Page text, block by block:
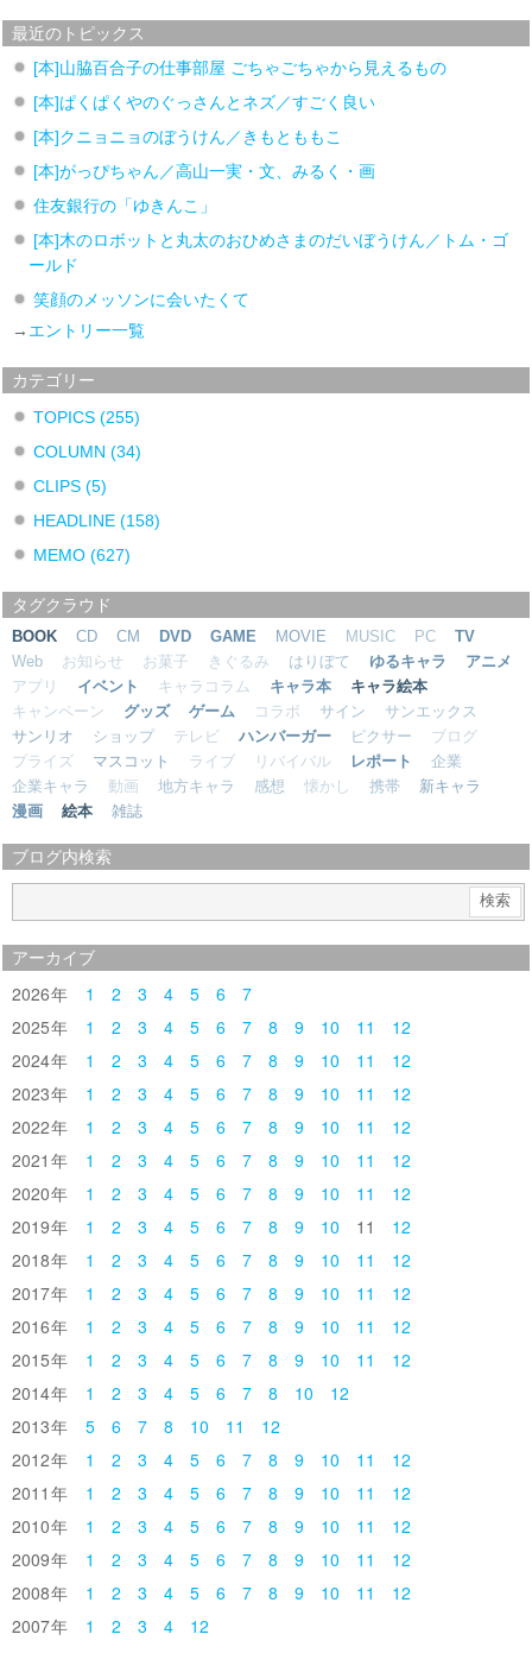
最近のトピックス
[本]山脇百合子の仕事部屋 ごちゃごちゃから見えるもの
[本]ぱくぱくやのぐっさんとネズ／すごく良い
[本]クニョニョのぼうけん／きもとももこ
[本]がっぴちゃん／高山一実・文、みるく・画
住友銀行の「ゆきんこ」
[本]木のロボットと丸太のおひめさまのだいぼうけん／トム・ゴ
ールド
笑顔のメッソンに会いたくて
→ エントリー一覧
カテゴリー
TOPICS(255)
COLUMN(34)
CLIPS(5)
HEADLINE(158)
MEMO(627)
タグクラウド
BOOK CD CM DVD GAME MOVIE MUSIC PC
TV
Web
お知らせ お菓子 きぐるみ はりぼて ゆるキャラ
アニメ
アプリ
イベント キャラコラム キャラ本
キャラ絵本
キャンペーン
グッズ ゲーム コラボ サイン
サンエックス
サンリオ
ショップ テレビ ハンバーガー ピクサー
ブログ
プライズ
マスコット ライブ リバイバル レポート
企業
企業キャラ
動画 地方キャラ 感想 懐かし 携帯
新キャラ
漫画
絵本 雑誌
ブログ内検索
アーカイブ
2026 1 2 3 4 5 6
7
2025
1 2 3 4 5 6 7 8 9 10 11
12
2024
1 2 3 4 5 6 7 8 9 10 11
12
2023
1 2 3 4 5 6 7 8 9 10 11
12
2022
1 2 3 4 5 6 7 8 9 10 11
12
2021
1 2 3 4 5 6 7 8 9 10 11
12
2020
1 2 3 4 5 6 7 8 9 10 11
12
2019
1 2 3 4 5 6 7 8 9 10 11
12
2018
1 2 3 4 5 6 7 8 9 10 11
12
2017
1 2 3 4 5 6 7 8 9 10 11
12
2016
1 2 3 4 5 6 7 8 9 10 11
12
2015
1 2 3 4 5 6 7 8 9 10 11
12
2014
1 2 3 4 5 6 7 8 10
12
2013
5 6 7 8 10 11
12
2012
1 2 3 4 5 6 7 8 9 10 11
12
2011
1 2 3 4 5 6 7 8 9 10 11
12
2010
1 2 3 4 5 6 7 8 9 10 11
12
2009
1 2 3 4 5 6 7 8 9 10 11
12
2008
1 2 3 4 5 6 7 8 9 10 11
12
2007
1 2 3 4 12